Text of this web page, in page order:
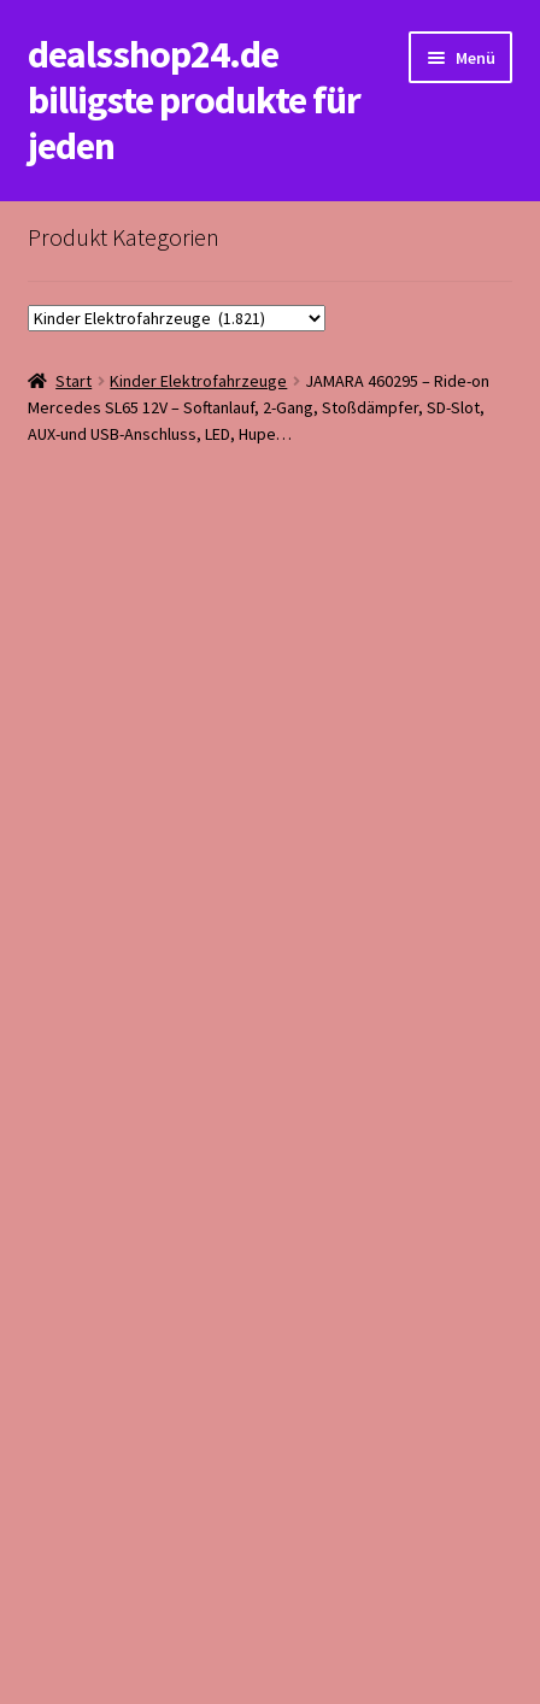
Zur
Navigation
springen
Zum
Inhalt
springen
dealsshop24.de
billigste produkte für
jeden
Menü
Start
Kasse
Mein Konto
Produkt Kategorien
Start Kinder Elektrofahrzeuge
JAMARA 460295 – Ride-on
Mercedes SL65 12V – Softanlauf, 2-Gang, Stoßdämpfer, SD-Slot,
AUX-und USB-Anschluss, LED, Hupe…